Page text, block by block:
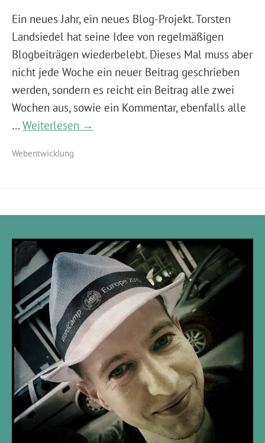
Ein neues Jahr, ein neues Blog-Projekt. Torsten
Landsiedel hat seine Idee von regelmäßigen
Blogbeiträgen wiederbelebt. Dieses Mal muss aber
nicht jede Woche ein neuer Beitrag geschrieben
werden, sondern es reicht ein Beitrag alle zwei
Wochen aus, sowie ein Kommentar, ebenfalls alle
… Weiterlesen →
Webentwicklung